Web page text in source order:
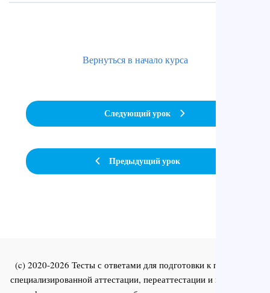
Предыдущий урок
Вернуться в начало курса
Следующий урок
(c) 2020-2026 Тесты с ответами для подготовки к первичной
специализированной аттестации, переаттестации и повышения